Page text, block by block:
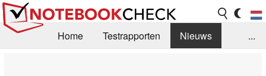
Home Testrapporten
Nieuws
...